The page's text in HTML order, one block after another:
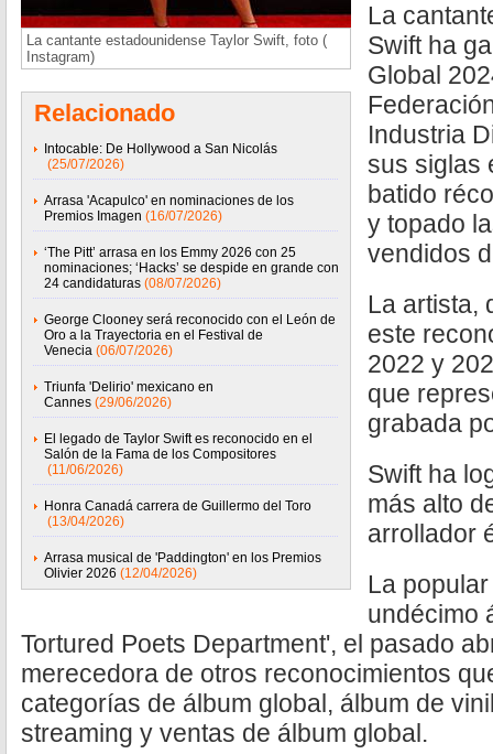
La cantante estadounidense Taylor Swift, foto (
Instagram)
Relacionado
Intocable: De Hollywood a San Nicolás
(25/07/2026)
Arrasa 'Acapulco' en nominaciones de los
Premios Imagen (16/07/2026)
‘The Pitt’ arrasa en los Emmy 2026 con 25
nominaciones; ‘Hacks’ se despide en grande con
24 candidaturas (08/07/2026)
George Clooney será reconocido con el León de
Oro a la Trayectoria en el Festival de
Venecia (06/07/2026)
Triunfa 'Delirio' mexicano en
Cannes (29/06/2026)
El legado de Taylor Swift es reconocido en el
Salón de la Fama de los Compositores
(11/06/2026)
Honra Canadá carrera de Guillermo del Toro
(13/04/2026)
Arrasa musical de 'Paddington' en los Premios
Olivier 2026 (12/04/2026)
La
Swift ha
Global
Industria
sus siglas
batido
y topado
vendidos
La artista,
este
2022 y
que
grabada
Swift ha
más alto
arrollador
La
undécimo
Tortured Poets Department', el pasado
merecedora de otros reconocimientos
categorías de álbum global, álbum de
streaming y ventas de álbum global.